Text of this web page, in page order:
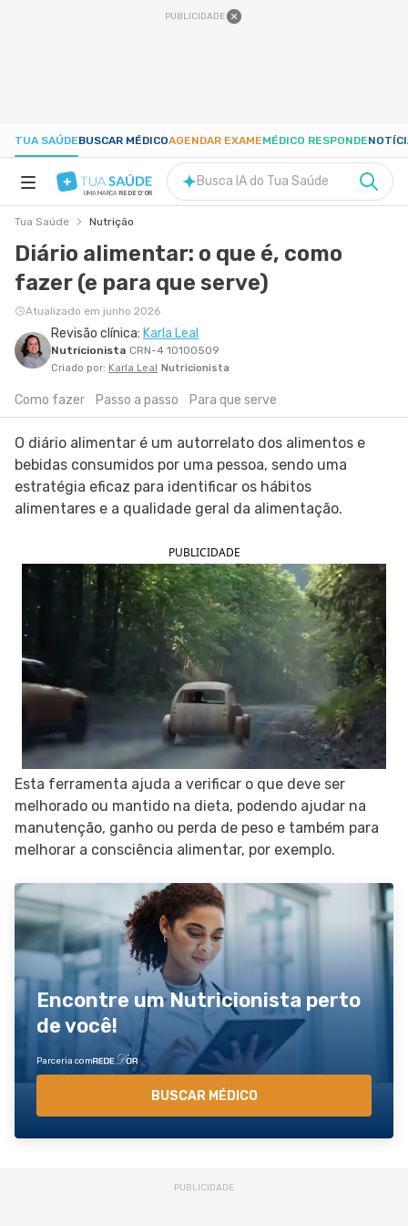
PUBLICIDADE
TUA SAÚDEBUSCAR MÉDICOAGENDAR EXAMEMÉDICO RESPONDE
NUTRIÇÃO
GRAVIDEZ
SIGA O TUA SAÚDE NAS REDES SOCIAIS
UMA MARCA REDE D'OR
Busca IA do Tua Saúde
Tua Saúde Nutrição
Diário alimentar: o que é, como
fazer (e para que serve)
Atualizado em junho 2026
Revisão clínica: Karla Leal
Nutricionista CRN-4 10100509
Criado por: Karla Leal Nutricionista
Como fazer Passo a passo Para que serve
O diário alimentar é um autorrelato dos alimentos e
bebidas consumidos por uma pessoa, sendo uma
estratégia eficaz para identificar os hábitos
alimentares e a qualidade geral da alimentação.
PUBLICIDADE
Esta ferramenta ajuda a verificar o que deve ser
melhorado ou mantido na dieta, podendo ajudar na
manutenção, ganho ou perda de peso e também para
melhorar a consciência alimentar, por exemplo.
Encontre um Nutricionista perto
de você!
Parceria com
BUSCAR MÉDICO